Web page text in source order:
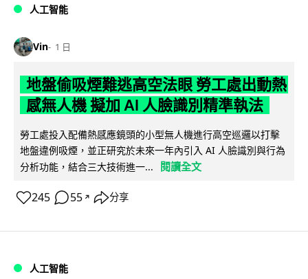
人工智能
Vin 1 日
地盤偷吸煙難逃高空法眼 勞工處出動熱
感無人機 擬加 AI 人臉識別精準執法
勞工處投入配備熱感應鏡頭的小型無人機進行高空巡邏以打擊
地盤違例吸煙，並正研究於未來一年內引入 AI 人臉識別與行為
分析功能，結合三大技術進一...
閱讀全文
245 55 ↗ 分享
人工智能